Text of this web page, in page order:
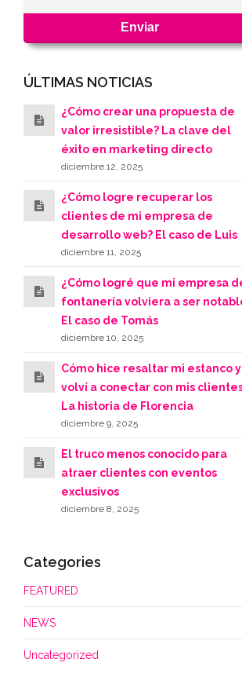
ÚLTIMAS NOTICIAS
¿Cómo crear una propuesta de
valor irresistible? La clave del
éxito en marketing directo
diciembre 12, 2025
¿Cómo logre recuperar los
clientes de mi empresa de
desarrollo web? El caso de Luis
diciembre 11, 2025
¿Cómo logré que mi empresa
fontanería volviera a ser
El caso de Tomás
diciembre 10, 2025
Cómo hice resaltar mi estanco y
volví a conectar con mis
La historia de Florencia
diciembre 9, 2025
El truco menos conocido para
atraer clientes con eventos
exclusivos
diciembre 8, 2025
Categories
FEATURED
NEWS
Uncategorized